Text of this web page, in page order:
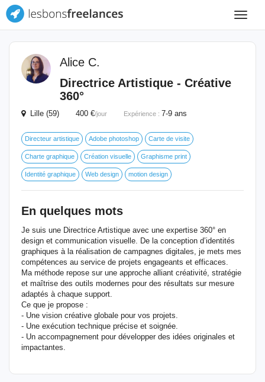
Toggle
Alice C.
Directrice Artistique - Créative
360°
Lille (59) 400 €/jour Expérience : 7-9 ans
Directeur artistique Adobe photoshop Carte de visite
Charte graphique Création visuelle Graphisme print
Identité graphique Web design motion design
En quelques mots
Je suis une Directrice Artistique avec une expertise 360° en
design et communication visuelle. De la conception d’identités
graphiques à la réalisation de campagnes digitales, je mets mes
compétences au service de projets engageants et efficaces.
Ma méthode repose sur une approche alliant créativité, stratégie
et maîtrise des outils modernes pour des résultats sur mesure
adaptés à chaque support.
Ce que je propose :
- Une vision créative globale pour vos projets.
- Une exécution technique précise et soignée.
- Un accompagnement pour développer des idées originales et
impactantes.